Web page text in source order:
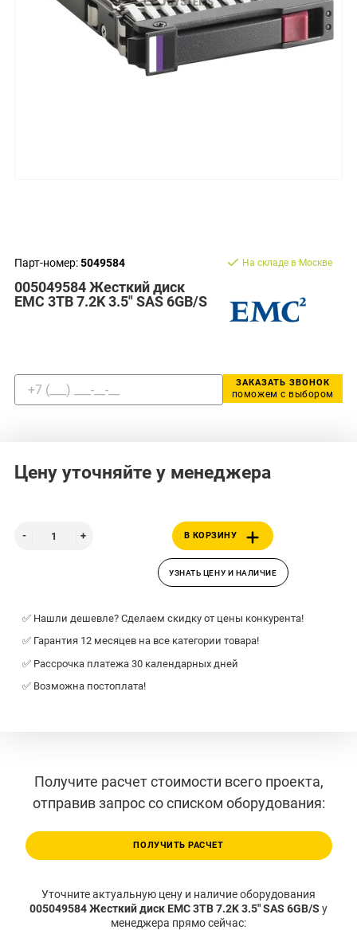
Парт-номер:5049584
005049584 Жесткий диск
EMC 3TB 7.2K 3.5" SAS 6GB/S
На складе в Москве
ЗАКАЗАТЬ ЗВОНОК
поможем с выбором
Цену уточняйте у менеджера
В КОРЗИНУ
УЗНАТЬ ЦЕНУ И НАЛИЧИЕ
✅ Нашли дешевле? Сделаем скидку от цены конкурента!
✅ Гарантия 12 месяцев на все категории товара!
✅ Рассрочка платежа 30 календарных дней
✅ Возможна постоплата!
Получите расчет стоимости всего проекта,
отправив запрос со списком оборудования:
ПОЛУЧИТЬ РАСЧЕТ
Уточните актуальную цену и наличие оборудования
005049584 Жесткий диск EMC 3TB 7.2K 3.5" SAS 6GB/S у
менеджера прямо сейчас: